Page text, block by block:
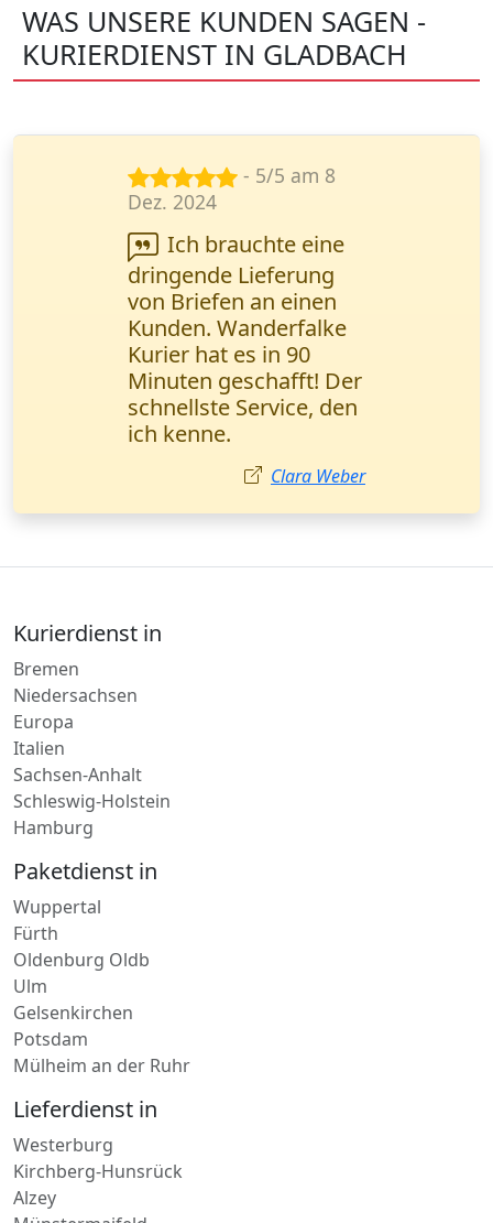
WAS UNSERE KUNDEN SAGEN -
KURIERDIENST IN GLADBACH
- 5/5 am 8
März 2024
Wir arbeiten seit
einem Jahr zusammen.
Keine Beanstandungen
nur positive
Erfahrungen. Danke
für den hochwertigen
Service! Viktor Novak,
Geschäftsführer
Kurierdienst in
Bremen
Niedersachsen
Europa
Italien
Sachsen-Anhalt
Schleswig-Holstein
Paketdienst in
Wuppertal
Fürth
Oldenburg Oldb
Ulm
Gelsenkirchen
Potsdam
Lieferdienst in
Westerburg
Kirchberg-Hunsrück